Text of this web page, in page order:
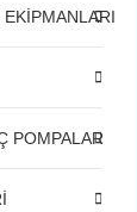
POMPALAR